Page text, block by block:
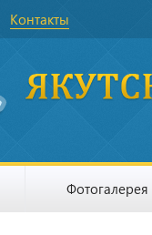
Контакты
Фотогалерея